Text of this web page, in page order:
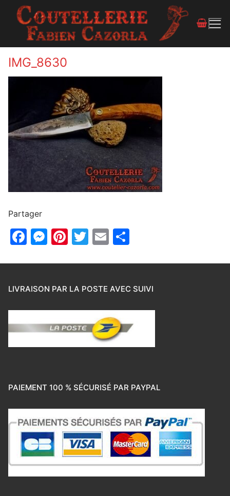
IMG_8630
Partager
Facebook
Messenger
Pinterest
Twitter
Email
LIVRAISON PAR LA POSTE AVEC SUIVI
PAIEMENT 100 % SÉCURISÉ PAR PAYPAL